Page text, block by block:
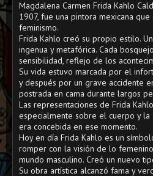
Magdalena Carmen Frida Kahlo
1907, fue una pintora mexicana
feminismo.
Frida Kahlo creó su propio estilo.
ingenua y metafórica. Cada
sensibilidad, reflejo de los
Su vida estuvo marcada por el
y después por un grave accidente
postrada en cama durante largos
Las representaciones de Frida
especialmente sobre el cuerpo y la
era concebida en ese momento.
Hoy en día Frida Kahlo es un
romper con la visión de lo
mundo masculino. Creó un nuevo
Su obra artística alcanzó fama y